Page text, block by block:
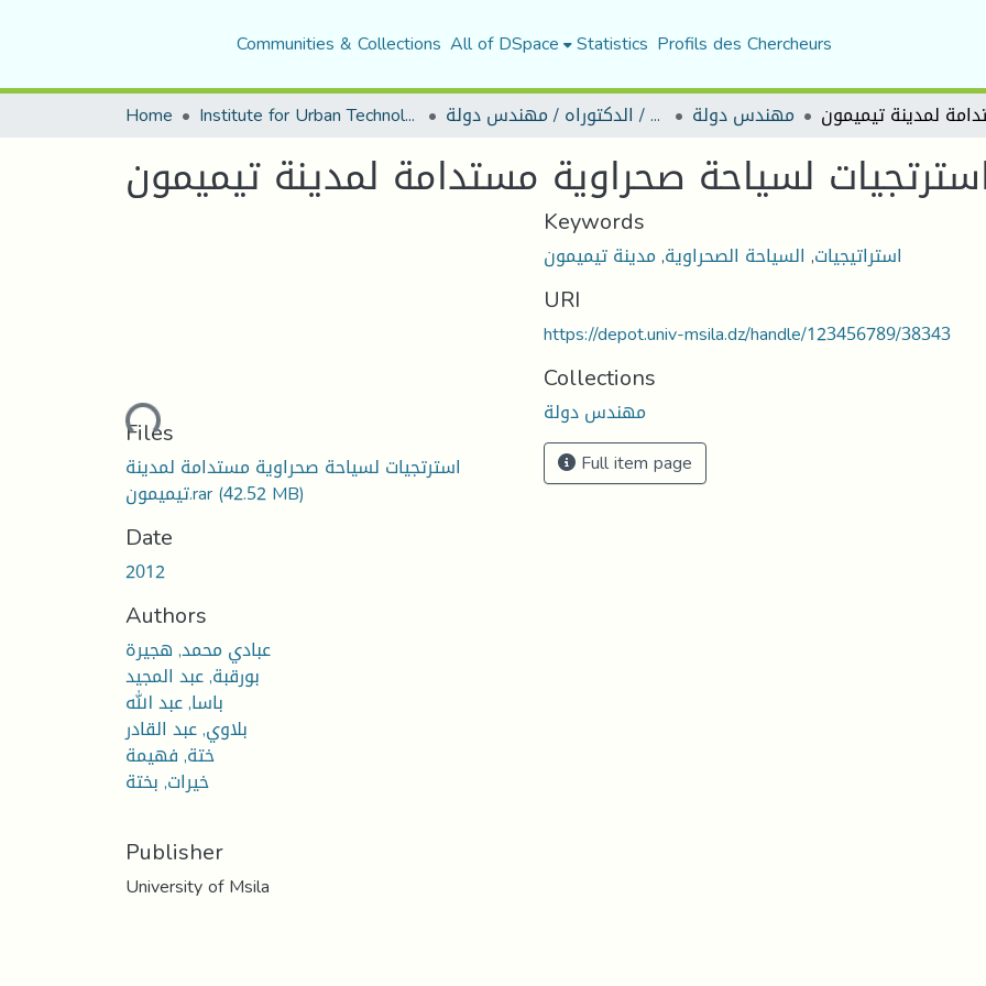
Communities & Collections All of DSpace Statistics Profils des Chercheurs
Home Institute for Urban Technology Management رسائل ماجستير / الدكتوراه / مهندس دولة مهندس دولة
لسياحة صحراوية مستدامة لمدينة تيميمون
Loading...
Files
استرتجيات لسياحة صحراوية مستدامة لمدينة
تيميمون.rar(42.52 MB)
Date
2012
Authors
عبادي محمد, هجيرة
بورقبة, عبد المجيد
باسا, عبد الله
بلاوي, عبد القادر
ختة, فهيمة
خيرات, بختة
Publisher
University of Msila
Keywords
استراتيجيات, السياحة الصحراوية,مدينة تيميمون
URI
https://depot.univ-msila.dz/handle/123456789/38343
Collections
مهندس دولة
Full item page